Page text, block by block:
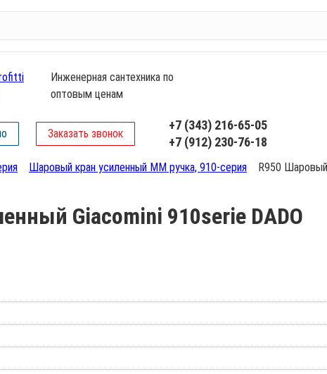
Инженерная сантехника по
оптовым ценам
Заказать звонок
+7 (343) 216-65-05
+7 (912) 230-76-18
Шаровый кран усиленный ММ ручка, 910-серия
R950
Giacomini 910serie DADO